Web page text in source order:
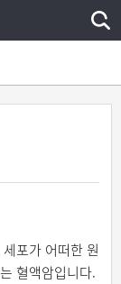
포가 어떠한 원
혈액암입니다.